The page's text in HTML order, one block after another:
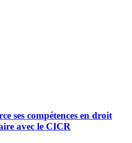
ses compétences en droit
avec le CICR